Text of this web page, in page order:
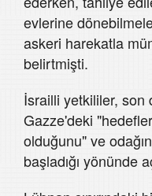
evlerine
askeri harekatla
belirtmişti.
İsrailli yetkililer, son
Gazze'deki
olduğunu" ve
başladığı yönünde